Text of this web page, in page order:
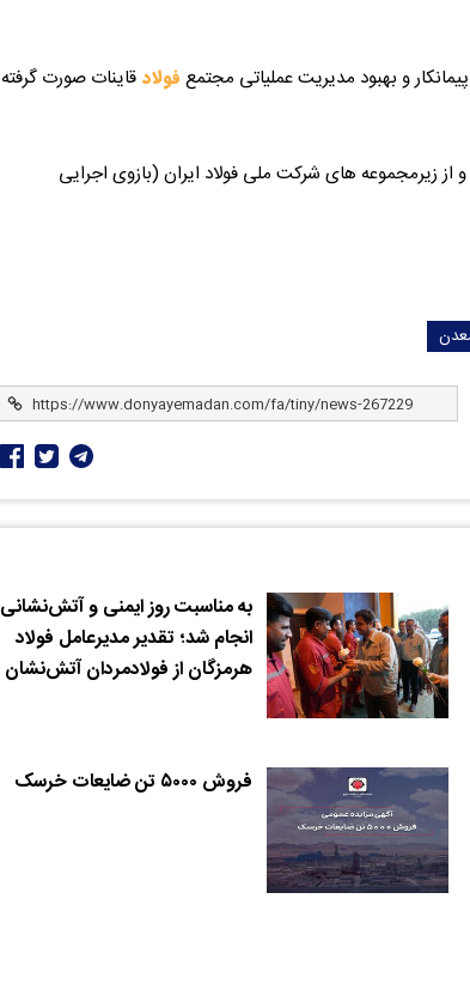
و بهبود مدیریت عملیاتی مجتمع فولاد قاینات صورت گرفته
از زیرمجموعه های شرکت ملی فولاد ایران (بازوی اجرایی
به مناسبت روز ایمنی و آتش‌نشانی
انجام شد؛ تقدیر مدیرعامل فولاد
هرمزگان از فولادمردان آتش‌نشان
فروش ۵۰۰۰ تن ضایعات خرسک